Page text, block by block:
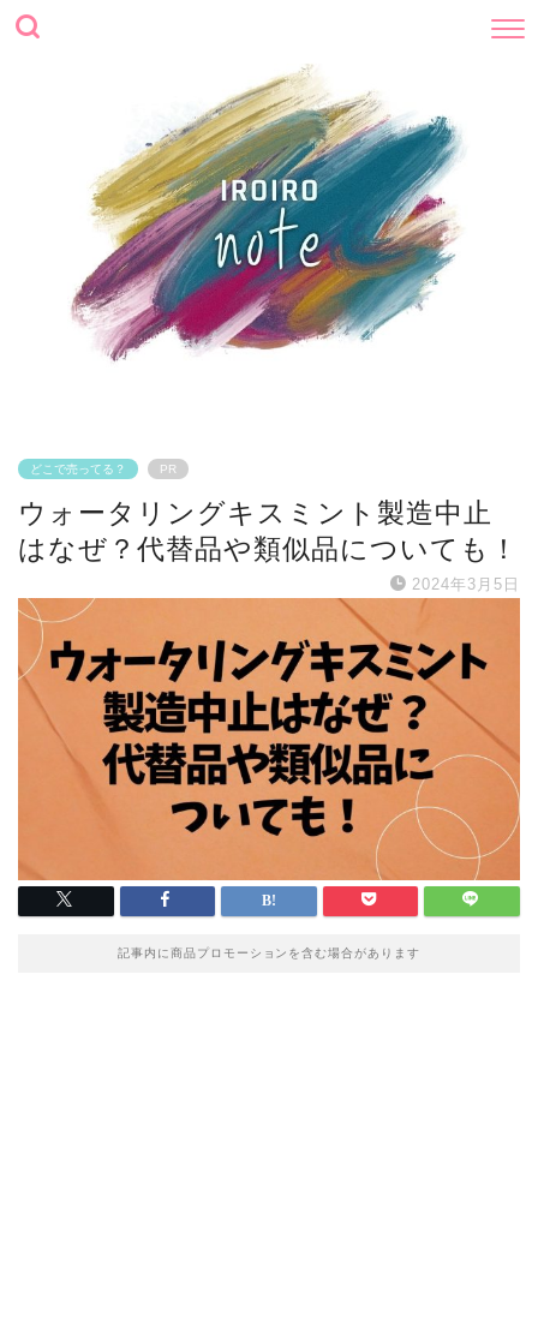
どこで売ってる？ PR
ウォータリングキスミント製造中止
はなぜ？代替品や類似品についても！
2024年3月5日
記事内に商品プロモーションを含む場合があります